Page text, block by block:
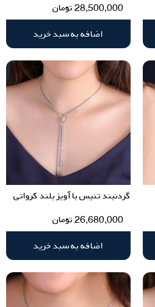
28,500,000تومان
اضافه به سبد خرید
گردنبند تنیس با آویز بلند کرواتی
26,680,000تومان
اضافه به سبد خرید